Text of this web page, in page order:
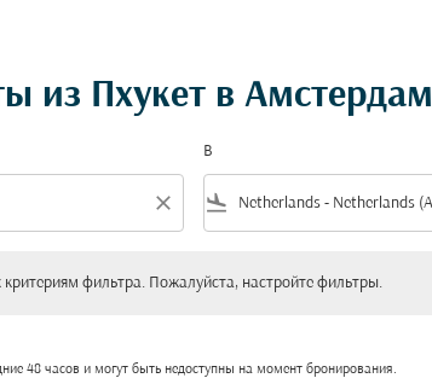
из Пхукет в Амстердам
close
В
flight_land
фильтра. Пожалуйста, настройте фильтры.
48 часов и могут быть недоступны на момент бронирования.